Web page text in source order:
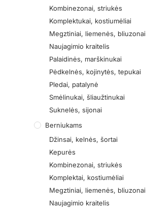
Kombinezonai, striukės
Komplektukai, kostiumėliai
Megztiniai, liemenės, bliuzonai
Naujagimio kraitelis
Palaidinės, marškinukai
Pėdkelnės, kojinytės, tepukai
Pledai, patalynė
Smėlinukai, šliaužtinukai
Suknelės, sijonai
Berniukams
Džinsai, kelnės, šortai
Kepurės
Kombinezonai, striukės
Komplektai, kostiumėliai
Megztiniai, liemenės, bliuzonai
Naujagimio kraitelis